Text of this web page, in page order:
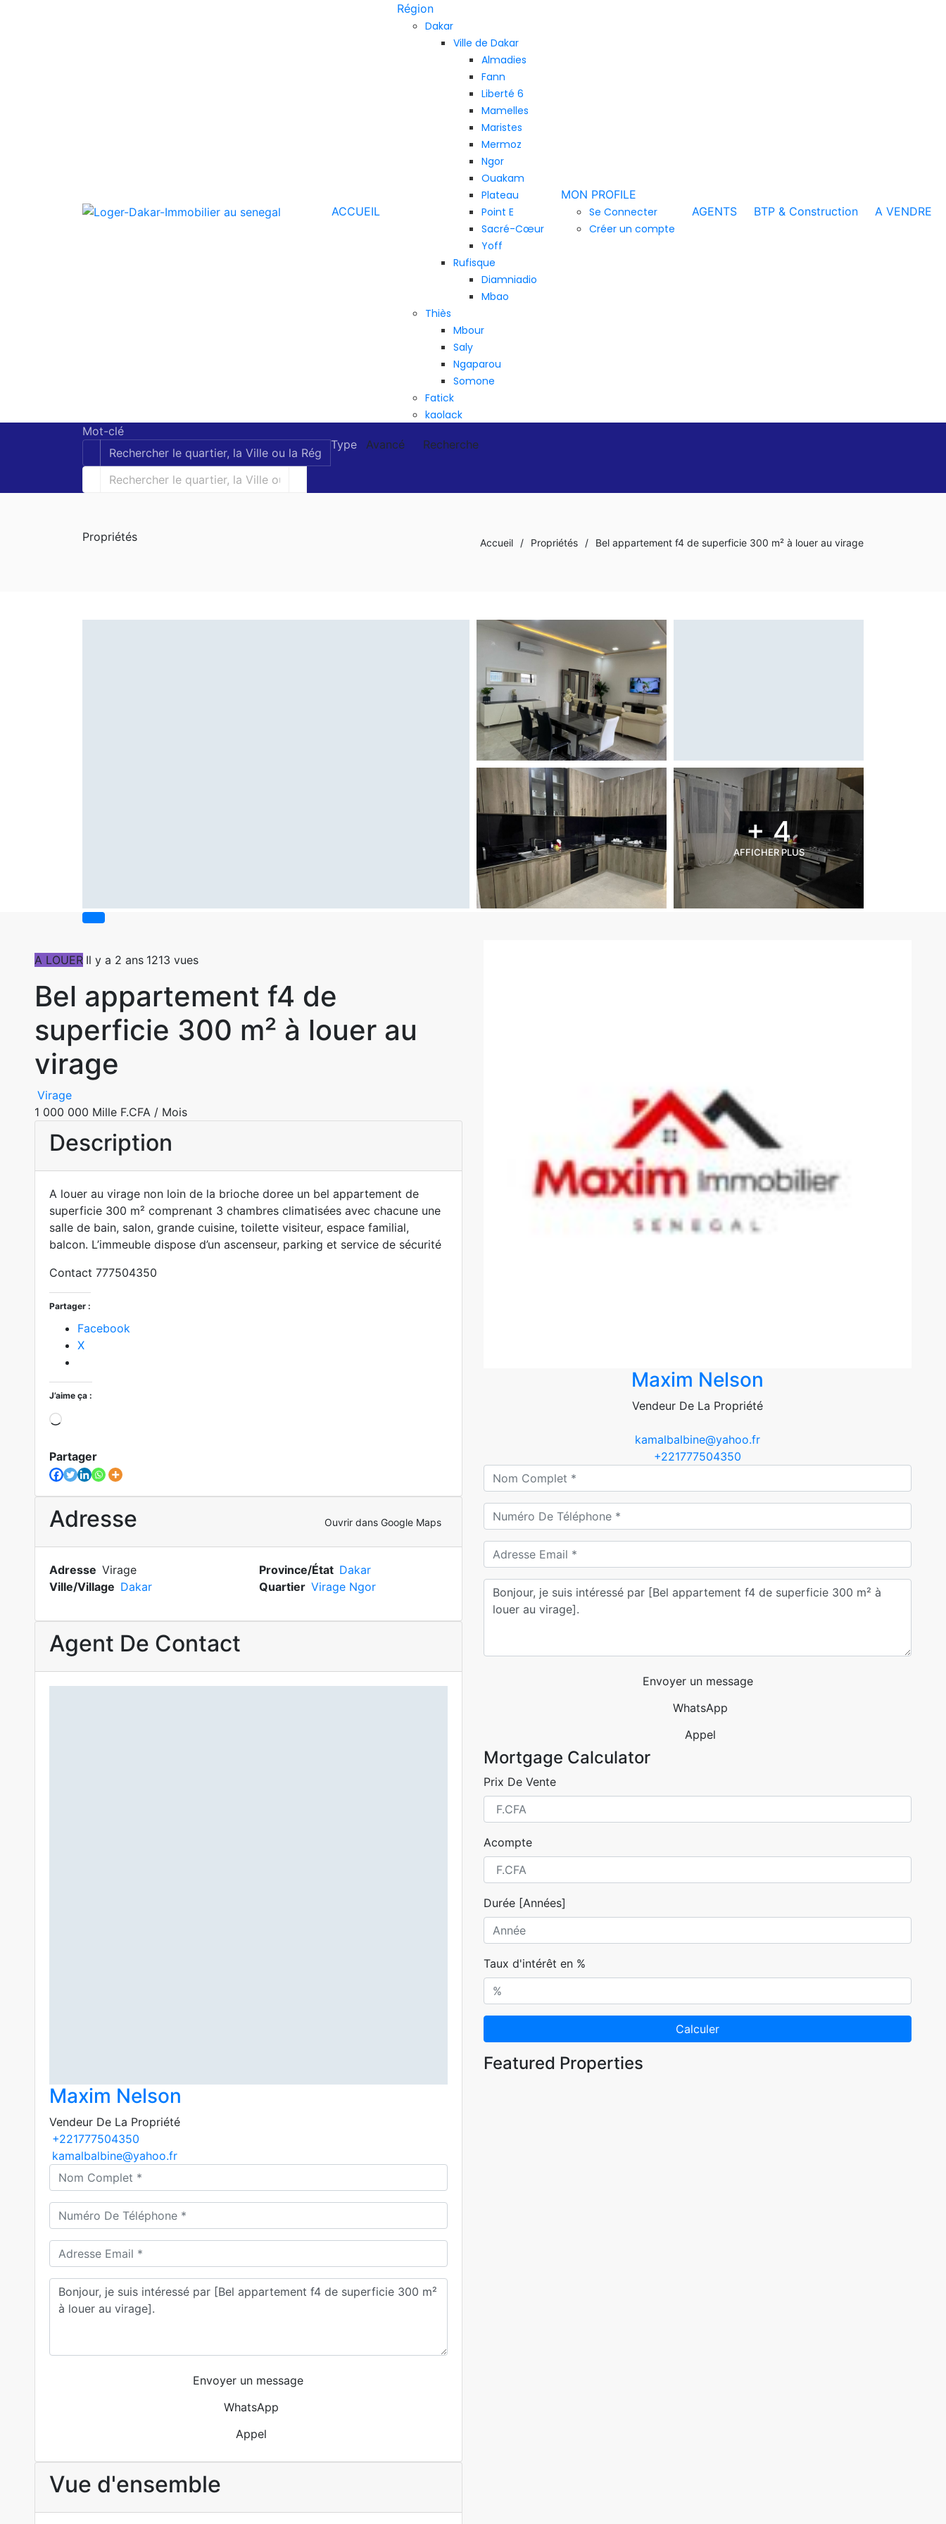
ACCUEIL
Région
Dakar
Ville de Dakar
Almadies
Fann
Liberté 6
Mamelles
Maristes
Mermoz
Ngor
Ouakam
Plateau
Point E
Sacré-Cœur
Yoff
Rufisque
Diamniadio
Mbao
Thiès
Mbour
Saly
Ngaparou
Somone
Fatick
kaolack
MON PROFILE
Se Connecter
Créer un compte
AGENTS BTP & Construction A VENDRE
Mot-clé
Type
Avancé Recherche
Propriétés Accueil / Propriétés / Bel appartement f4 de superficie 300 m² à louer au virage
+ 4
AFFICHER PLUS
A LOUER Il y a 2 ans 1213 vues
Bel appartement f4 de
superficie 300 m² à louer au
virage
Virage
1 000 000 Mille F.CFA / Mois
Description
A louer au virage non loin de la brioche doree un bel appartement de
superficie 300 m² comprenant 3 chambres climatisées avec chacune une
salle de bain, salon, grande cuisine, toilette visiteur, espace familial,
balcon. L’immeuble dispose d’un ascenseur, parking et service de sécurité
Contact 777504350
Partager :
Facebook
X
J’aime ça :
Partager
Adresse Ouvrir dans Google Maps
Adresse Virage Province/État Dakar
Ville/Village Dakar Quartier Virage Ngor
Agent De Contact
Maxim Nelson
Vendeur De La Propriété
+221777504350
kamalbalbine@yahoo.fr
Envoyer un message
WhatsApp
Appel
Vue d'ensemble
Maxim Nelson
Vendeur De La Propriété
kamalbalbine@yahoo.fr
+221777504350
Envoyer un message
WhatsApp
Appel
Mortgage Calculator
Prix De Vente
Acompte
Durée [Années]
Taux d'intérêt en %
Calculer
Featured Properties